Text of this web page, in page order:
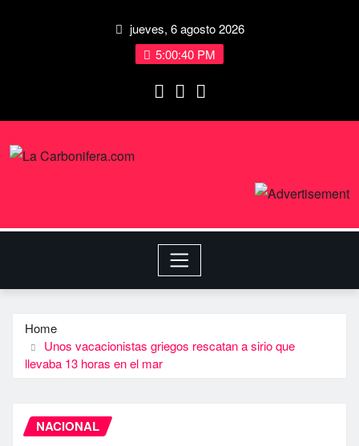
jueves, 6 agosto 2026
5:00:41 PM
Home
Unos vacacionistas griegos rescatan a sirio que
llevaba 13 horas en el mar
NACIONAL